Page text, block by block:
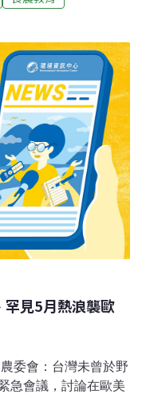
呼籲。「一顆雞蛋
業，八年多來，楊環
和家人一起養雞，到
樂齡友雞生產農場」
「這趟友雞之旅，起
環靜是一名四處品嚐
，也時常於美食節目
灣爆發了許多食安爭
物，「它從哪來、怎
事後，他的文章越寫
罕見5月熱浪襲歐
委會：台灣未曾於野
急會議，討論在歐美